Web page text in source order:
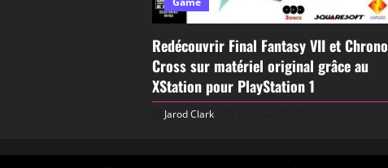
Redécouvrir Final Fantasy VII et Chrono
Cross sur matériel original grâce au
XStation pour PlayStation 1
Jarod Clark